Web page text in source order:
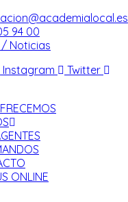
94 00
/ Noticias
Instagram Twitter
ONLINE